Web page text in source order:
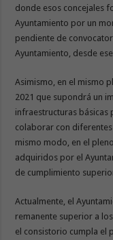
donde esos concejales
Ayuntamiento por un
pendiente de
Ayuntamiento, desde
Asimismo, en el mismo
2021 que supondrá un
infraestructuras básicas
colaborar con
mismo modo, en el
adquiridos por el
de cumplimiento
Actualmente, el
remanente superior a
el consistorio cumpla el